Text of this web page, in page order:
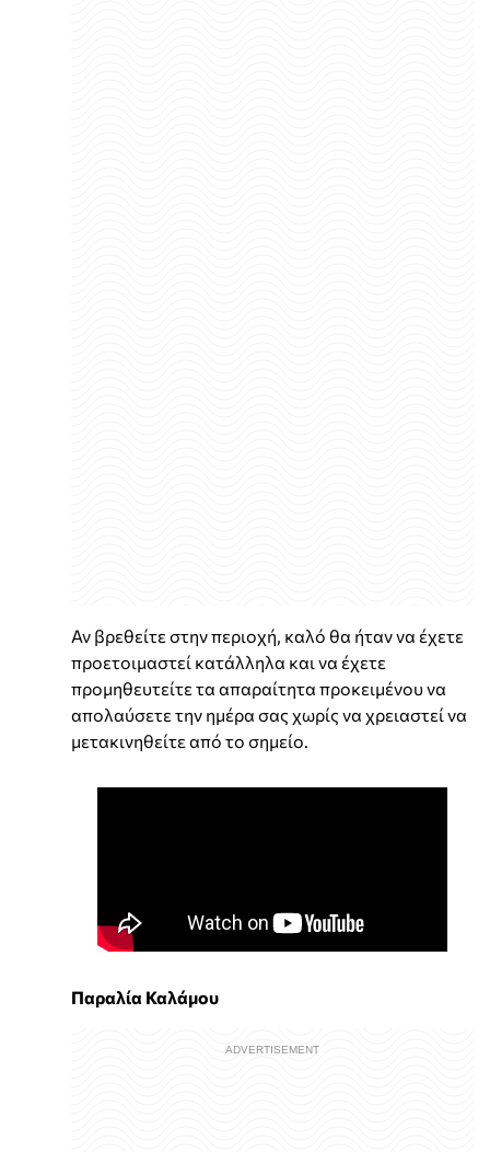
Αν βρεθείτε στην περιοχή, καλό θα ήταν να έχετε
προετοιμαστεί κατάλληλα και να έχετε
προμηθευτείτε τα απαραίτητα προκειμένου να
απολαύσετε την ημέρα σας χωρίς να χρειαστεί να
μετακινηθείτε από το σημείο.
Παραλία Καλάμου